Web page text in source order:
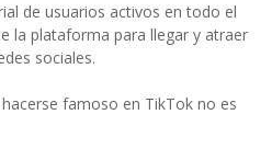
de usuarios activos en todo el
la plataforma para llegar y atraer
sociales.
famoso en TikTok no es